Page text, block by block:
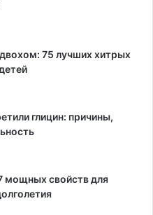
75 лучших хитрых
глицин: причины,
мощных свойств для